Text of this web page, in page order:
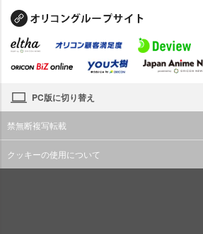
PC版に切り替え
禁無断複写転載
クッキーの使用について